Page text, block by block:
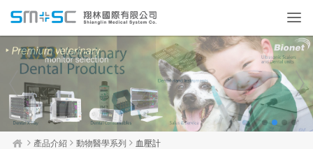
1 2 3 4
產品介紹 動物醫學系列 血壓計